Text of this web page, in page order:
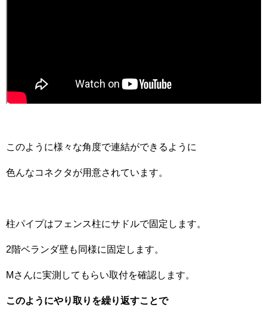
このように様々な角度で連結ができるように
色んなコネクタが用意されています。
柱パイプはフェンス柱にサドルで固定します。
2階ベランダ壁も同様に固定します。
Mさんに実測してもらい取付を確認します。
このようにやり取りを繰り返すことで